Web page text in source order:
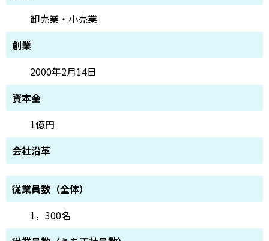
卸売業・小売業
創業
2000年2月14日
資本金
1億円
会社沿革
従業員数（全体）
1，300名